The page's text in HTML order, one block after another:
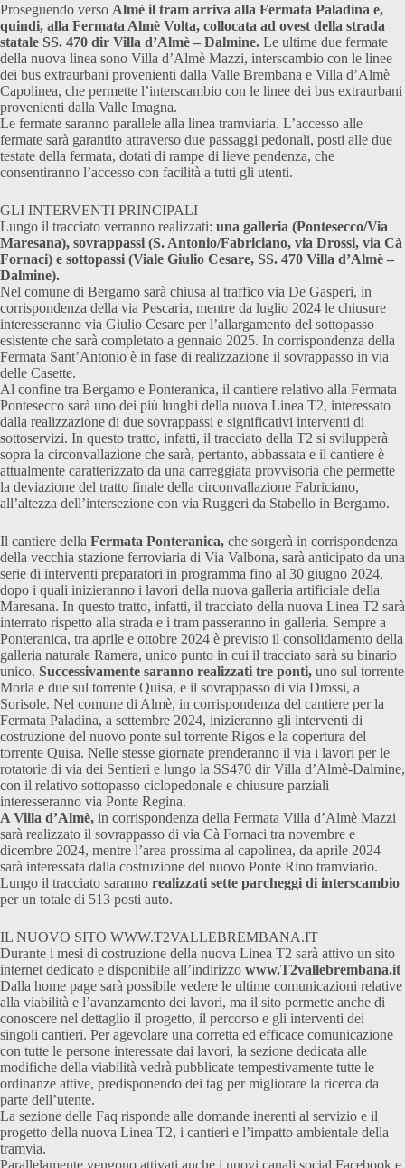
Proseguendo verso Almè il tram arriva alla Fermata Paladina e,
quindi, alla Fermata Almè Volta, collocata ad ovest della strada
statale SS. 470 dir Villa d’Almè – Dalmine. Le ultime due fermate
della nuova linea sono Villa d’Almè Mazzi, interscambio con le linee
dei bus extraurbani provenienti dalla Valle Brembana e Villa d’Almè
Capolinea, che permette l’interscambio con le linee dei bus extraurbani
provenienti dalla Valle Imagna.
Le fermate saranno parallele alla linea tramviaria. L’accesso alle
fermate sarà garantito attraverso due passaggi pedonali, posti alle due
testate della fermata, dotati di rampe di lieve pendenza, che
consentiranno l’accesso con facilità a tutti gli utenti.
GLI INTERVENTI PRINCIPALI
Lungo il tracciato verranno realizzati: una galleria (Pontesecco/Via
Maresana), sovrappassi (S. Antonio/Fabriciano, via Drossi, via Cà
Fornaci) e sottopassi (Viale Giulio Cesare, SS. 470 Villa d’Almè –
Dalmine).
Nel comune di Bergamo sarà chiusa al traffico via De Gasperi, in
corrispondenza della via Pescaria, mentre da luglio 2024 le chiusure
interesseranno via Giulio Cesare per l’allargamento del sottopasso
esistente che sarà completato a gennaio 2025. In corrispondenza della
Fermata Sant’Antonio è in fase di realizzazione il sovrappasso in via
delle Casette.
Al confine tra Bergamo e Ponteranica, il cantiere relativo alla Fermata
Pontesecco sarà uno dei più lunghi della nuova Linea T2, interessato
dalla realizzazione di due sovrappassi e significativi interventi di
sottoservizi. In questo tratto, infatti, il tracciato della T2 si svilupperà
sopra la circonvallazione che sarà, pertanto, abbassata e il cantiere è
attualmente caratterizzato da una carreggiata provvisoria che permette
la deviazione del tratto finale della circonvallazione Fabriciano,
all’altezza dell’intersezione con via Ruggeri da Stabello in Bergamo.
Il cantiere della Fermata Ponteranica, che sorgerà in corrispondenza
della vecchia stazione ferroviaria di Via Valbona, sarà anticipato da una
serie di interventi preparatori in programma fino al 30 giugno 2024,
dopo i quali inizieranno i lavori della nuova galleria artificiale della
Maresana. In questo tratto, infatti, il tracciato della nuova Linea T2 sarà
interrato rispetto alla strada e i tram passeranno in galleria. Sempre a
Ponteranica, tra aprile e ottobre 2024 è previsto il consolidamento della
galleria naturale Ramera, unico punto in cui il tracciato sarà su binario
unico. Successivamente saranno realizzati tre ponti, uno sul torrente
Morla e due sul torrente Quisa, e il sovrappasso di via Drossi, a
Sorisole. Nel comune di Almè, in corrispondenza del cantiere per la
Fermata Paladina, a settembre 2024, inizieranno gli interventi di
costruzione del nuovo ponte sul torrente Rigos e la copertura del
torrente Quisa. Nelle stesse giornate prenderanno il via i lavori per le
rotatorie di via dei Sentieri e lungo la SS470 dir Villa d’Almè-Dalmine,
con il relativo sottopasso ciclopedonale e chiusure parziali
interesseranno via Ponte Regina.
A Villa d’Almè, in corrispondenza della Fermata Villa d’Almè Mazzi
sarà realizzato il sovrappasso di via Cà Fornaci tra novembre e
dicembre 2024, mentre l’area prossima al capolinea, da aprile 2024
sarà interessata dalla costruzione del nuovo Ponte Rino tramviario.
Lungo il tracciato saranno realizzati sette parcheggi di interscambio
per un totale di 513 posti auto.
IL NUOVO SITO WWW.T2VALLEBREMBANA.IT
Durante i mesi di costruzione della nuova Linea T2 sarà attivo un sito
internet dedicato e disponibile all’indirizzo www.T2vallebrembana.it
Dalla home page sarà possibile vedere le ultime comunicazioni relative
alla viabilità e l’avanzamento dei lavori, ma il sito permette anche di
conoscere nel dettaglio il progetto, il percorso e gli interventi dei
singoli cantieri. Per agevolare una corretta ed efficace comunicazione
con tutte le persone interessate dai lavori, la sezione dedicata alle
modifiche della viabilità vedrà pubblicate tempestivamente tutte le
ordinanze attive, predisponendo dei tag per migliorare la ricerca da
parte dell’utente.
La sezione delle Faq risponde alle domande inerenti al servizio e il
progetto della nuova Linea T2, i cantieri e l’impatto ambientale della
tramvia.
Parallelamente vengono attivati anche i nuovi canali social Facebook e